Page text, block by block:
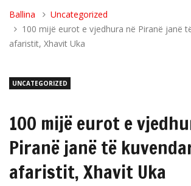
Ballina
Uncategorized
100 mijë eurot e vjedhura në Piranë janë
afaristit, Xhavit Uka
UNCATEGORIZED
100 mijë eurot e
Piranë janë të
afaristit, Xhavit Uka